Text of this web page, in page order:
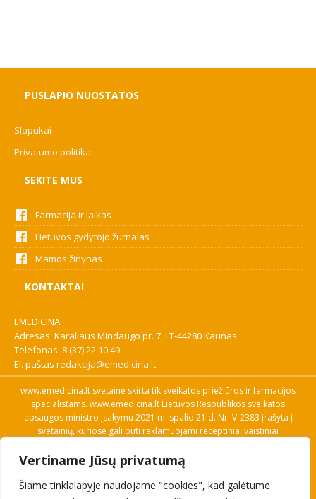
Vertiname Jūsų privatumą
Šiame tinklalapyje naudojame "cookies", kad galėtume
PUSLAPIO NUOSTATOS
Slapukai
Privatumo politika
SEKITE MUS
Farmacija ir laikas
Lietuvos gydytojo žurnalas
Mamos žinynas
KONTAKTAI
EMEDICINA
Adresas: Karaliaus Mindaugo pr. 7, LT-44280 Kaunas
Telefonas: 8 (37) 22 10 49
El. paštas redakcija@emedicina.lt
www.emedicina.lt svetainė skirta tik sveikatos priežiūros ir farmacijos
specialistams. www.emedicina.lt Lietuvos Respublikos sveikatos
apsaugos ministro įsakymu 2021 m. spalio 21 d. Nr. V-2383 įrašyta į
svetainių, kuriose gali būti reklamuojami receptiniai vaistiniai
savo profesinę kvalifikaciją. Naudingos nuorodos: Vaistų ir medicinos
pagalbos priemonių kainų paieška, VVKT tinklalapis, Sveikatos
priežiūros ar farmacijos specialisto pranešimo apie įtariamą